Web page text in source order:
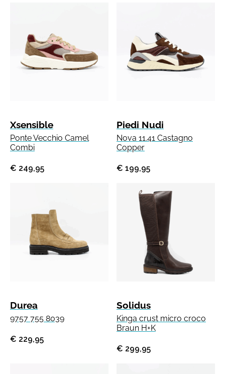
Xsensible
Ponte Vecchio Camel
Combi
€ 249,95
Piedi Nudi
Nova 11.41 Castagno
Copper
€ 199,95
Durea
9757 755 8039
€ 229,95
Solidus
Kinga crust micro croco
Braun H+K
€ 299,95